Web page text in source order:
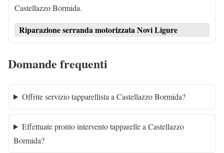
Castellazzo Bormida.
Riparazione serranda motorizzata Novi Ligure
Domande frequenti
Offrite servizio tapparellista a Castellazzo Bormida?
Effettuate pronto intervento tapparelle a Castellazzo
Bormida?